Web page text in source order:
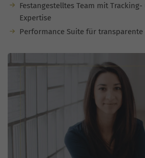
Festangestelltes Team mit
Expertise
Performance Suite für transparente